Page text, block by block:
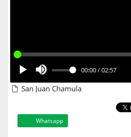
00:00/02:57
San Juan Chamula
Whatsapp